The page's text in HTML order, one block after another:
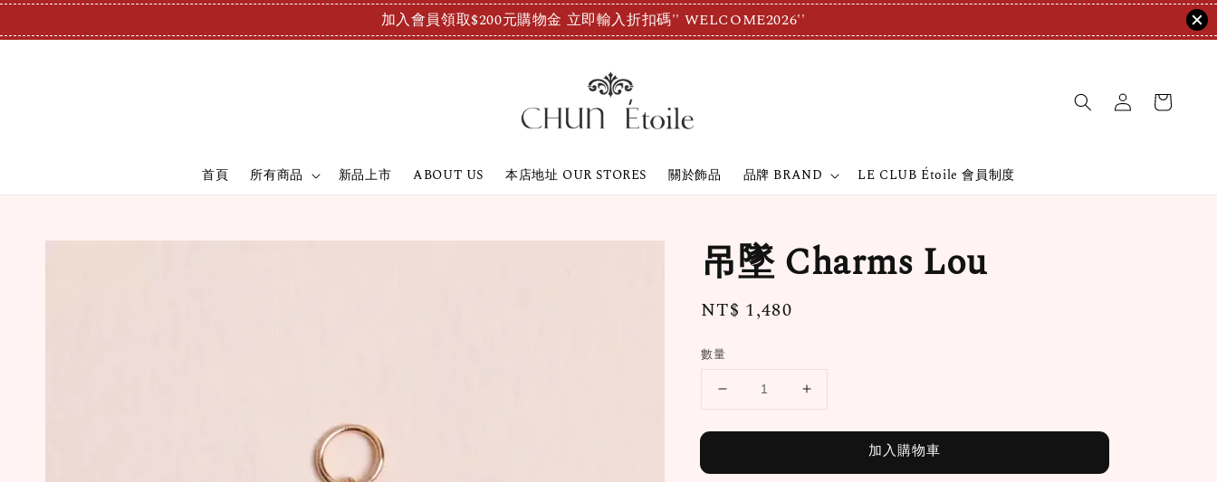
加入會員領取$200元購物金 立即輸入折扣碼'' WELCOME2026''
首頁 所有商品 新品上市 ABOUT US 本店地址 OUR STORES 關於飾品 品牌 BRAND LE CLUB Étoile 會員制度
吊墜 Charms Lou
Regular
NT$ 1,480
數量
加入購物車